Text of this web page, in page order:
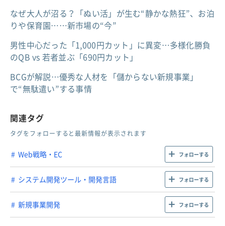
なぜ大人が沼る？「ぬい活」が生む“静かな熱狂”、お泊
りや保育園……新市場の“今”
男性中心だった「1,000円カット」に異変…多様化勝負
のQB vs 若者並ぶ「690円カット」
BCGが解説…優秀な人材を「儲からない新規事業」
で“無駄遣い”する事情
関連タグ
タグをフォローすると最新情報が表示されます
Web戦略・EC フォローする
システム開発ツール・開発言語 フォローする
新規事業開発 フォローする